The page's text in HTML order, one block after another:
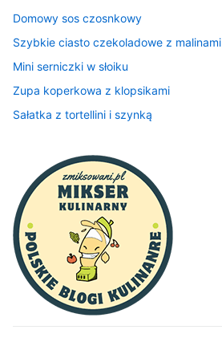
Domowy sos czosnkowy
Szybkie ciasto czekoladowe z malinami
Mini serniczki w słoiku
Zupa koperkowa z klopsikami
Sałatka z tortellini i szynką